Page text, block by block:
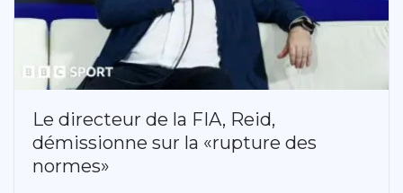
Le directeur de la FIA, Reid,
démissionne sur la «rupture des
normes»